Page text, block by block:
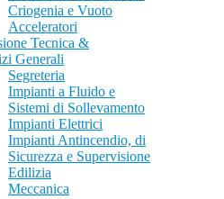
Criogenia e Vuoto
Acceleratori
Tecnica &
Generali
Segreteria
Impianti a Fluido e
Sistemi di Sollevamento
Impianti Elettrici
Impianti Antincendio, di
Sicurezza e Supervisione
Edilizia
Meccanica